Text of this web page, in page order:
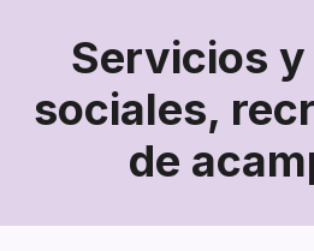
Servicios
sociales,
de
y